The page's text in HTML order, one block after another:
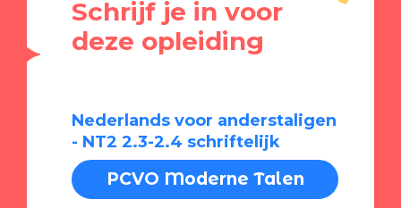
Schrijf je in voor
deze opleiding
Nederlands voor anderstaligen
- NT2 2.3-2.4 schriftelijk
PCVO Moderne Talen